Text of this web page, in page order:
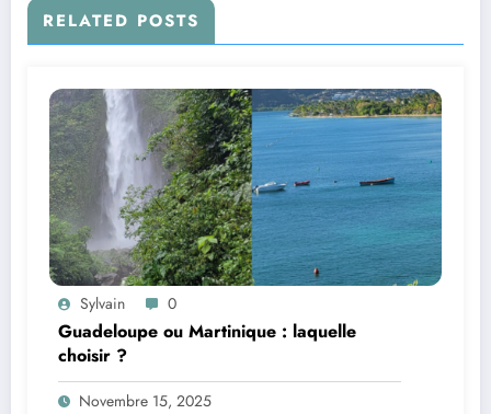
RELATED POSTS
Sylvain 0
Guadeloupe ou Martinique : laquelle
choisir ?
Novembre 15, 2025